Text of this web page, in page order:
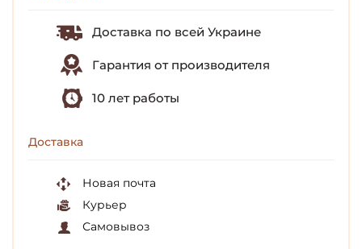
Доставка по всей Украине
Гарантия от производителя
10 лет работы
Доставка
Новая почта
Курьер
Самовывоз